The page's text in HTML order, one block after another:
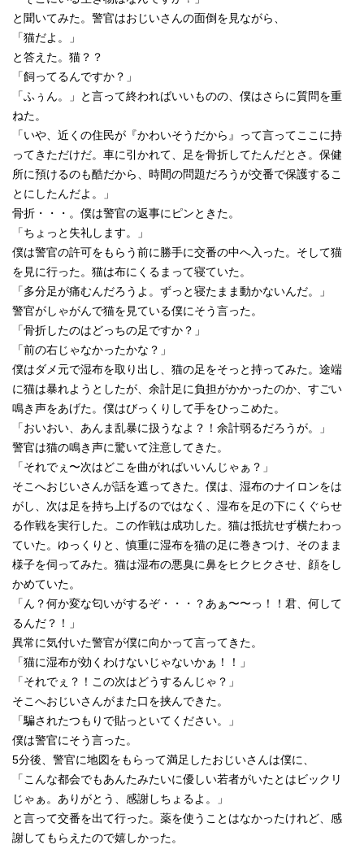
と聞いてみた。警官はおじいさんの面倒を見ながら、
「猫だよ。」
と答えた。猫？？
「飼ってるんですか？」
「ふぅん。」と言って終わればいいものの、僕はさらに質問を重
ねた。
「いや、近くの住民が『かわいそうだから』って言ってここに持
ってきただけだ。車に引かれて、足を骨折してたんだとさ。保健
所に預けるのも酷だから、時間の問題だろうが交番で保護するこ
とにしたんだよ。」
骨折・・・。僕は警官の返事にピンときた。
「ちょっと失礼します。」
僕は警官の許可をもらう前に勝手に交番の中へ入った。そして猫
を見に行った。猫は布にくるまって寝ていた。
「多分足が痛むんだろうよ。ずっと寝たまま動かないんだ。」
警官がしゃがんで猫を見ている僕にそう言った。
「骨折したのはどっちの足ですか？」
「前の右じゃなかったかな？」
僕はダメ元で湿布を取り出し、猫の足をそっと持ってみた。途端
に猫は暴れようとしたが、余計足に負担がかかったのか、すごい
鳴き声をあげた。僕はびっくりして手をひっこめた。
「おいおい、あんま乱暴に扱うなよ？！余計弱るだろうが。」
警官は猫の鳴き声に驚いて注意してきた。
「それでぇ〜次はどこを曲がればいいんじゃぁ？」
そこへおじいさんが話を遮ってきた。僕は、湿布のナイロンをは
がし、次は足を持ち上げるのではなく、湿布を足の下にくぐらせ
る作戦を実行した。この作戦は成功した。猫は抵抗せず横たわっ
ていた。ゆっくりと、慎重に湿布を猫の足に巻きつけ、そのまま
様子を伺ってみた。猫は湿布の悪臭に鼻をヒクヒクさせ、顔をし
かめていた。
「ん？何か変な匂いがするぞ・・・？あぁ〜〜っ！！君、何して
るんだ？！」
異常に気付いた警官が僕に向かって言ってきた。
「猫に湿布が効くわけないじゃないかぁ！！」
「それでぇ？！この次はどうするんじゃ？」
そこへおじいさんがまた口を挟んできた。
「騙されたつもりで貼っといてください。」
僕は警官にそう言った。
5分後、警官に地図をもらって満足したおじいさんは僕に、
「こんな都会でもあんたみたいに優しい若者がいたとはビックリ
じゃぁ。ありがとう、感謝しちょるよ。」
と言って交番を出て行った。薬を使うことはなかったけれど、感
謝してもらえたので嬉しかった。